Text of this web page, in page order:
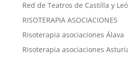
Red de Teatros de Castilla y
RISOTERAPIA ASOCIACIONES
Risoterapia asociaciones Álava
Risoterapia asociaciones